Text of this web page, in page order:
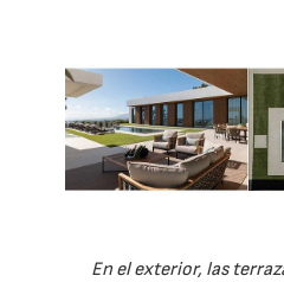
En el exterior, las